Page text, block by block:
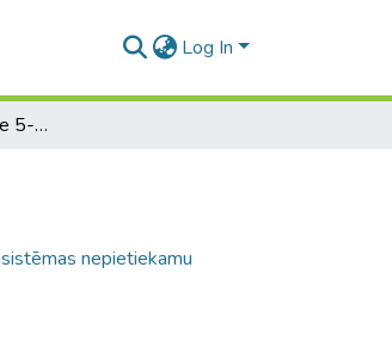
Log In
Saistītās runas pilnveide 5-6gadīgiem bērniem ar valodas sistēmas nepietiekamu attīstību
nepietiekamu